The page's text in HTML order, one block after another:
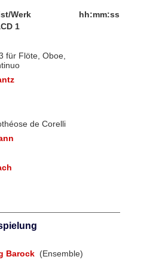
Werk
hh:mm:ss
1
für Flöte, Oboe,
de Corelli
Barock (Ensemble)